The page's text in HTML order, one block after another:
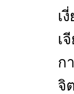
เ
เ
ก
จิ